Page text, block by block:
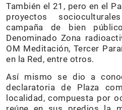
También el 21, pero en el
proyectos
campaña de bien
Denominado Zona
OM Meditación, Tercer
en la Red, entre otros.
Así mismo se dio a
declaratoria de Plaza
localidad, compuesta por